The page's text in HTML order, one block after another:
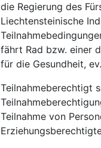
die Regierung des
Liechtensteinische
fährt Rad bzw. einer
für die Gesundheit,
Teilnahmeberechtigt
Teilnahme von